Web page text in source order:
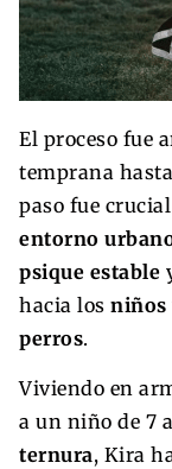
El proceso fue
temprana
paso fue
entorno
psique estable
hacia los niños
perros.
Viviendo en
a un niño de 7
ternura, Kira